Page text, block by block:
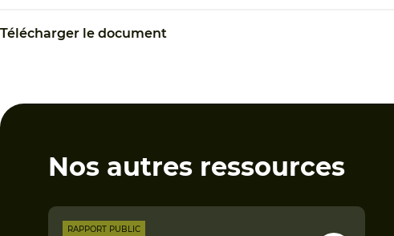
Télécharger le document
Nos autres ressources
RAPPORT PUBLIC